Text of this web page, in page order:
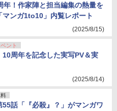
年！作家陣と担当編集の熱量を
マンガ1to10」内覧レポート
(2025/8/15)
ント
10周年を記念した実写PV＆実
(2025/8/14)
55話「『必殺』？」がマンガワ